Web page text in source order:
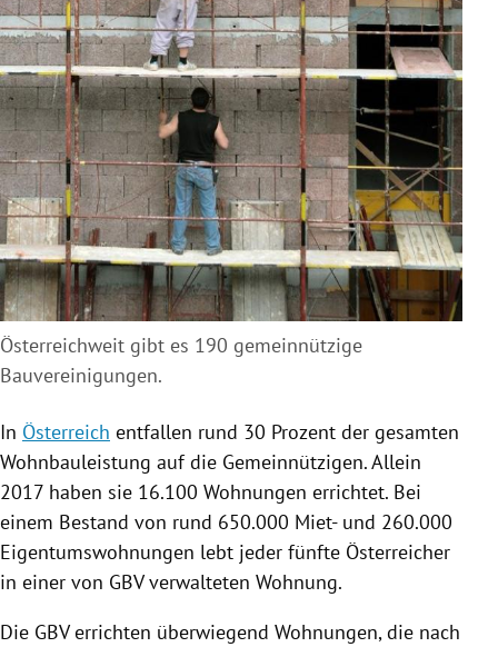
Österreichweit gibt es 190 gemeinnützige
Bauvereinigungen.
In Österreich entfallen rund 30 Prozent der gesamten
Wohnbauleistung auf die Gemeinnützigen. Allein
2017 haben sie 16.100 Wohnungen errichtet. Bei
einem Bestand von rund 650.000 Miet- und 260.000
Eigentumswohnungen lebt jeder fünfte Österreicher
in einer von GBV verwalteten Wohnung.
Die GBV errichten überwiegend Wohnungen, die nach